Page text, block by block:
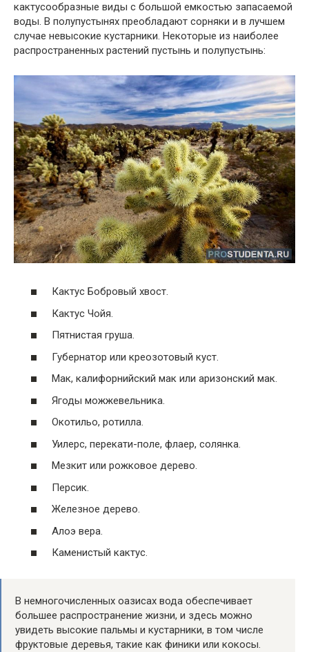
кактусообразные виды с большой емкостью запасаемой
воды. В полупустынях преобладают сорняки и в лучшем
случае невысокие кустарники. Некоторые из наиболее
распространенных растений пустынь и полупустынь:
Кактус Бобровый хвост.
Кактус Чойя.
Пятнистая груша.
Губернатор или креозотовый куст.
Мак, калифорнийский мак или аризонский мак.
Ягоды можжевельника.
Окотильо, ротилла.
Уилерс, перекати-поле, флаер, солянка.
Мезкит или рожковое дерево.
Персик.
Железное дерево.
Алоэ вера.
Каменистый кактус.
В немногочисленных оазисах вода обеспечивает
большее распространение жизни, и здесь можно
увидеть высокие пальмы и кустарники, в том числе
фруктовые деревья, такие как финики или кокосы.